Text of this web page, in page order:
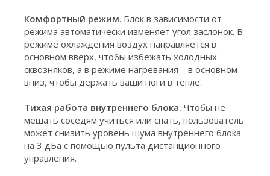
Комфортный режим. Блок в зависимости от
режима автоматически изменяет угол заслонок. В
режиме охлаждения воздух направляется в
основном вверх, чтобы избежать холодных
сквозняков, а в режиме нагревания – в основном
вниз, чтобы держать ваши ноги в тепле.
Тихая работа внутреннего блока. Чтобы не
мешать соседям учиться или спать, пользователь
может снизить уровень шума внутреннего блока
на 3 дБа с помощью пульта дистанционного
управления.